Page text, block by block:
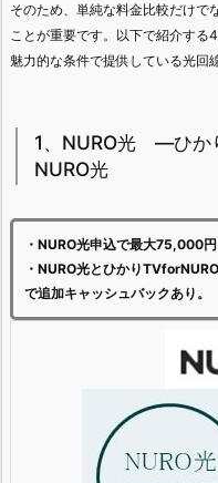
そのため、単純な料金比較だけで
ことが重要です。以下で紹介する
魅力的な条件で提供している光回
1、NURO光 —ひか
NURO光
・NURO光申込で最大75,000円
・NURO光とひかり
で追加キャッシュバックあり。